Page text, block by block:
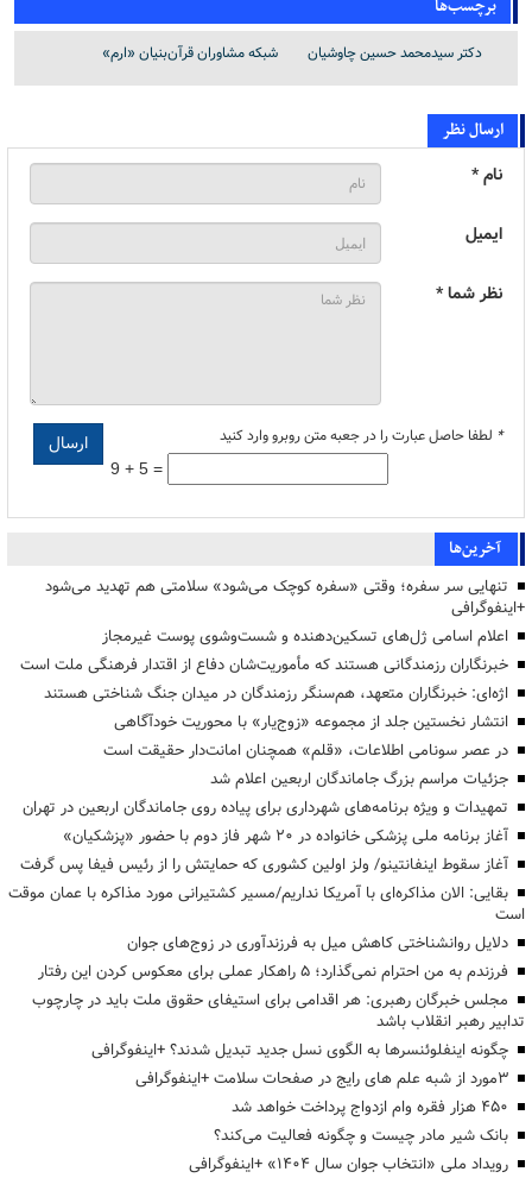
برچسب‌ها
دکتر سیدمحمد حسین چاوشیان شبکه مشاوران قرآن‌بنیان «ارم»
ارسال نظر
نام *
ایمیل
نظر شما *
* لطفا حاصل عبارت را در جعبه متن روبرو وارد کنید
9 + 5 =
آخرین‌ها
تنهایی سر سفره؛ وقتی «سفره کوچک می‌شود» سلامتی هم تهدید می‌شود
+اینفوگرافی
اعلام اسامی ژل‌های تسکین‌دهنده و شست‌وشوی پوست غیرمجاز
خبرنگاران رزمندگانی هستند که مأموریت‌شان دفاع از اقتدار فرهنگی ملت است
اژه‌ای: خبرنگاران متعهد، هم‌سنگر رزمندگان در میدان جنگ شناختی هستند
انتشار نخستین جلد از مجموعه «زوج‌یار» با محوریت خودآگاهی
در عصر سونامی اطلاعات، «قلم» همچنان امانت‌دار حقیقت است
جزئیات مراسم بزرگ جاماندگان اربعین اعلام شد
تمهیدات و ویژه برنامه‌های شهرداری برای پیاده روی جاماندگان اربعین در تهران
آغاز برنامه ملی پزشکی خانواده در ۲۰ شهر فاز دوم با حضور «پزشکیان»
آغاز سقوط اینفانتینو/ ولز اولین کشوری که حمایتش را از رئیس فیفا پس گرفت
بقایی: الان مذاکره‌ای با آمریکا نداریم/مسیر کشتیرانی مورد مذاکره با عمان موقت
است
دلایل روانشناختی کاهش میل به فرزندآوری در زوج‌های جوان
فرزندم به من احترام نمی‌گذارد؛ ۵ راهکار عملی برای معکوس کردن این رفتار
مجلس خبرگان رهبری: هر اقدامی برای استیفای حقوق ملت باید در چارچوب
تدابیر رهبر انقلاب باشد
چگونه اینفلوئنسرها به الگوی نسل جدید تبدیل شدند؟ +اینفوگرافی
3مورد از شبه علم های رایج در صفحات سلامت +اینفوگرافی
۴۵۰ هزار فقره وام ازدواج پرداخت خواهد شد
بانک شیر مادر چیست و چگونه فعالیت می‌کند؟
رویداد ملی «انتخاب جوان سال ۱۴۰۴» +اینفوگرافی